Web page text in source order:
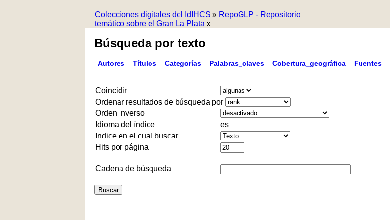
Colecciones digitales del IdIHCS » RepoGLP - Repositorio
temático sobre el Gran La Plata »
Búsqueda por texto
Autores Títulos Categorías Palabras_claves Cobertura_geográfica Fuentes
Coincidir
Ordenar resultados de búsqueda por
Orden inverso
Idioma del índice
es
Indice en el cual buscar
Hits por página
Cadena de búsqueda